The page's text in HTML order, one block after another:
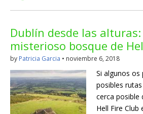
Irlanda
Blog dedicado a los que viven,
Irlanda!
Dublín desde las
misterioso bosque de
by Patricia Garcia • noviembre 6, 2018
Si algunos
posibles
cerca posible
Hell Fire Club